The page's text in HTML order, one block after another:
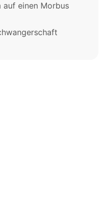
auf einen Morbus